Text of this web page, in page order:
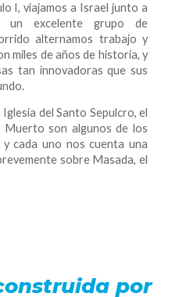
I, viajamos a Israel junto a
un excelente grupo de
alternamos trabajo y
miles de años de historia, y
tan innovadoras que sus
del Santo Sepulcro, el
son algunos de los
cada uno nos cuenta una
sobre Masada, el
por